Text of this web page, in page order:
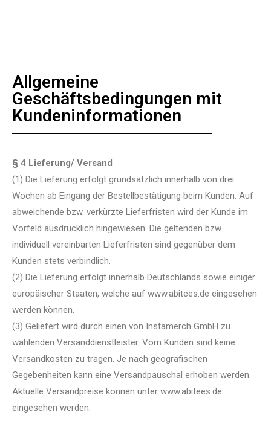
Allgemeine
Geschäftsbedingungen mit
Kundeninformationen
§ 4 Lieferung/ Versand
(1) Die Lieferung erfolgt grundsätzlich innerhalb von drei
Wochen ab Eingang der Bestellbestätigung beim Kunden. Auf
abweichende bzw. verkürzte Lieferfristen wird der Kunde im
Vorfeld ausdrücklich hingewiesen. Die geltenden bzw.
individuell vereinbarten Lieferfristen sind gegenüber dem
Kunden stets verbindlich.
(2) Die Lieferung erfolgt innerhalb Deutschlands sowie einiger
europäischer Staaten, welche auf www.abitees.de eingesehen
werden können.
(3) Geliefert wird durch einen von Instamerch GmbH zu
wählenden Versanddienstleister. Vom Kunden sind keine
Versandkosten zu tragen. Je nach geografischen
Gegebenheiten kann eine Versandpauschal erhoben werden.
Aktuelle Versandpreise können unter www.abitees.de
eingesehen werden.